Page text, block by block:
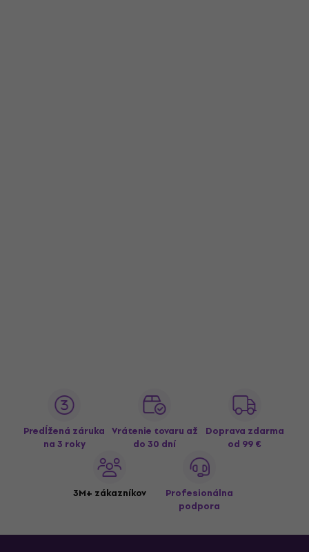
Predĺžená záruka
na 3 roky
Vrátenie tovaru až
do 30 dní
Doprava zdarma
od 99 €
3M+ zákazníkov
Profesionálna
podpora